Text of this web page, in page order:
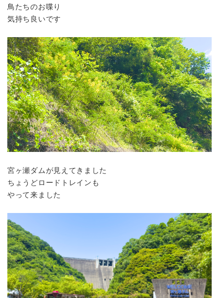
鳥たちのお喋り
気持ち良いです
宮ヶ瀬ダムが見えてきました
ちょうどロードトレインも
やって来ました